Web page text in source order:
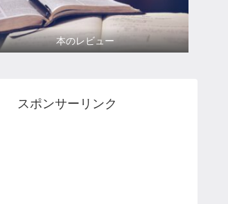
本のレビュー
スポンサーリンク